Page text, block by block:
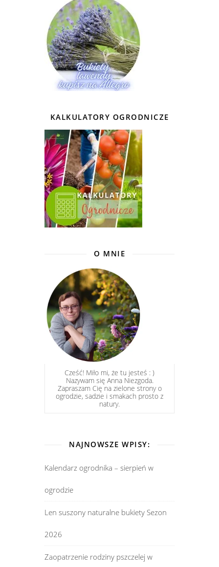
KALKULATORY OGRODNICZE
O MNIE
Cześć! Miło mi, że tu jesteś : )
Nazywam się Anna Niezgoda.
Zapraszam Cię na zielone strony o
ogrodzie, sadzie i smakach prosto z
natury.
NAJNOWSZE WPISY:
Kalendarz ogrodnika – sierpień w
ogrodzie
Len suszony naturalne bukiety Sezon
2026
Zaopatrzenie rodziny pszczelej w